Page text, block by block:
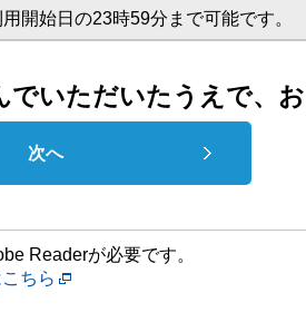
開始日の23時59分まで可能です。
いただいたうえで、
次へ
Readerが必要です。
ちら